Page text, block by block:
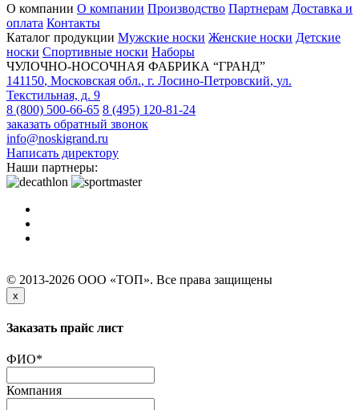
О компании О компании Производство Партнерам Доставка и
оплата Контакты
Каталог продукции Мужские носки Женские носки Детские
носки Спортивные носки Наборы
ЧУЛОЧНО-НОСОЧНАЯ ФАБРИКА “ГРАНД”
141150, Московская обл., г. Лосино-Петровский, ул.
Текстильная, д. 9
8 (800) 500-66-65 8 (495) 120-81-24
заказать обратный звонок
info@noskigrand.ru
Написать директору
Наши партнеры:
© 2013-2026 ООО «ТОП». Все права защищены
x
Заказать прайс лист
ФИО*
Компания